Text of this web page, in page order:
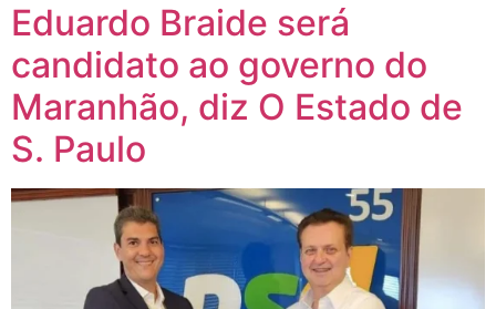
Eduardo Braide será
candidato ao governo do
Maranhão, diz O Estado de
S. Paulo